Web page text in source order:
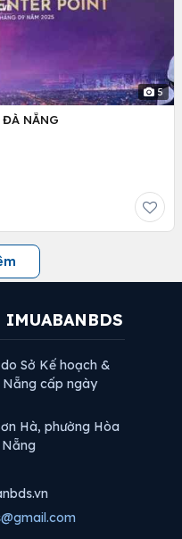
5
ĐÀ NẴNG
IMUABANBDS
Sở Kế hoạch &
cấp ngày
Hà, phường Hòa